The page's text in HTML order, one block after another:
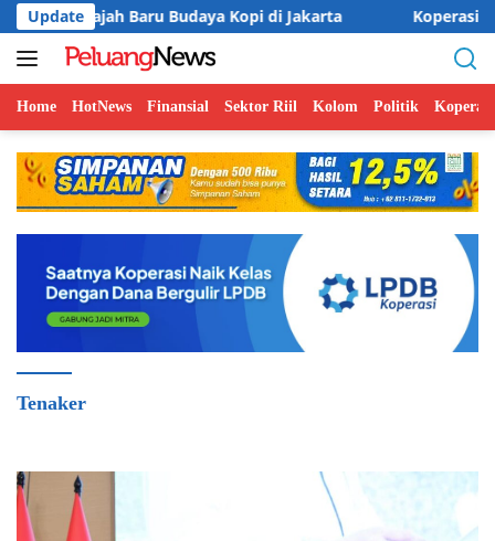
Langsung
ke
konten
Update
Budaya Kopi di Jakarta Koperasi BMI Group
Home HotNews Finansial Sektor Riil Kolom Politik Koperasi
Tenaker